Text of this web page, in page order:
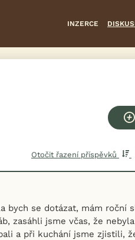
INZERCE
Otočit řazení příspěvků
bych se dotázat, mám roční
zasáhli jsme včas, že
a při kuchání jsme zjistili,